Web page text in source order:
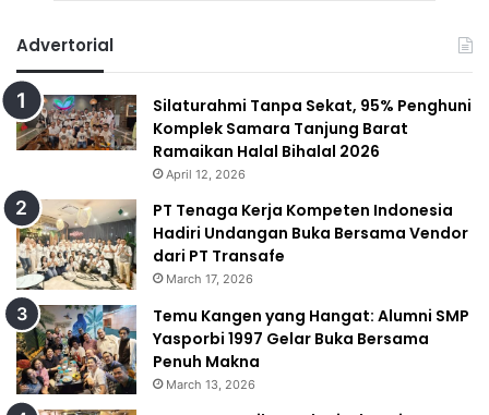
Advertorial
Silaturahmi Tanpa Sekat, 95% Penghuni
Komplek Samara Tanjung Barat
Ramaikan Halal Bihalal 2026
April 12, 2026
PT Tenaga Kerja Kompeten Indonesia
Hadiri Undangan Buka Bersama Vendor
dari PT Transafe
March 17, 2026
Temu Kangen yang Hangat: Alumni SMP
Yasporbi 1997 Gelar Buka Bersama
Penuh Makna
March 13, 2026